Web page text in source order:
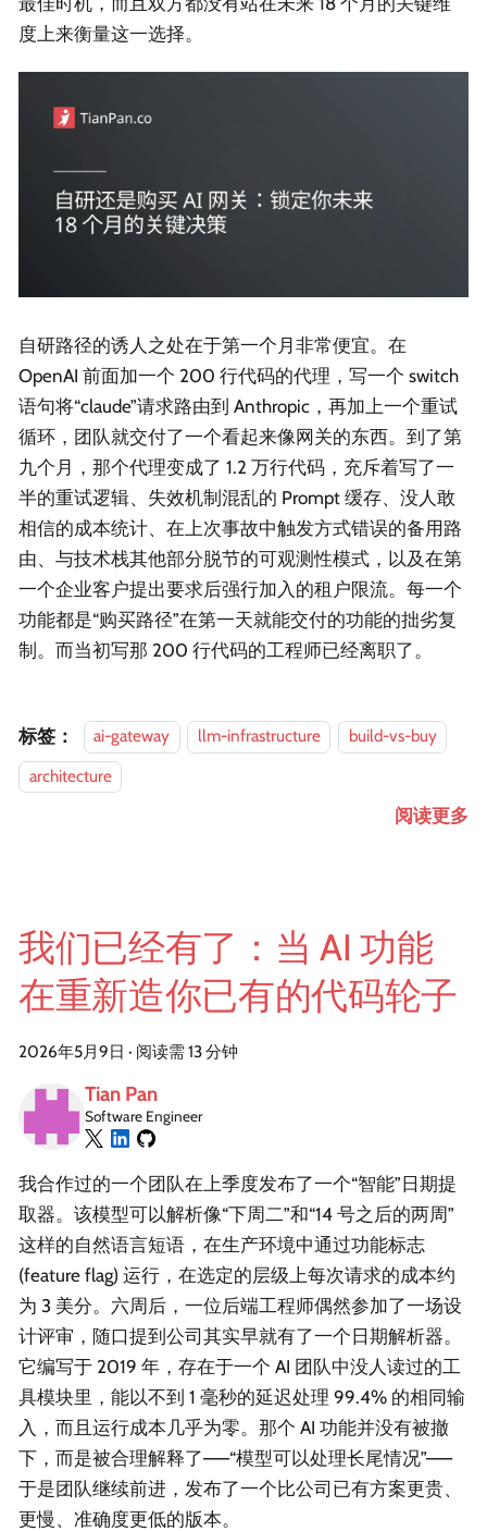
度上来衡量这一选择。
自研路径的诱人之处在于第一个月非常便宜。在
OpenAI 前面加一个 200 行代码的代理，写一个 switch
语句将“claude”请求路由到 Anthropic，再加上一个重试
循环，团队就交付了一个看起来像网关的东西。到了第
九个月，那个代理变成了 1.2 万行代码，充斥着写了一
半的重试逻辑、失效机制混乱的 Prompt 缓存、没人敢
相信的成本统计、在上次事故中触发方式错误的备用路
由、与技术栈其他部分脱节的可观测性模式，以及在第
一个企业客户提出要求后强行加入的租户限流。每一个
功能都是“购买路径”在第一天就能交付的功能的拙劣复
制。而当初写那 200 行代码的工程师已经离职了。
标签： ai-gateway llm-infrastructure
build-vs-buy
architecture
阅读更多
我们已经有了：当 AI 功能
在重新造你已有的代码轮子
2026年5月9日 · 阅读需 13 分钟
Tian Pan
Software Engineer
我合作过的一个团队在上季度发布了一个“智能”日期提
取器。该模型可以解析像“下周二”和“14 号之后的两周”
这样的自然语言短语，在生产环境中通过功能标志
(feature flag) 运行，在选定的层级上每次请求的成本约
为 3 美分。六周后，一位后端工程师偶然参加了一场设
计评审，随口提到公司其实早就有了一个日期解析器。
它编写于 2019 年，存在于一个 AI 团队中没人读过的工
具模块里，能以不到 1 毫秒的延迟处理 99.4% 的相同输
入，而且运行成本几乎为零。那个 AI 功能并没有被撤
下，而是被合理解释了——“模型可以处理长尾情况”——
于是团队继续前进，发布了一个比公司已有方案更贵、
更慢、准确度更低的版本。